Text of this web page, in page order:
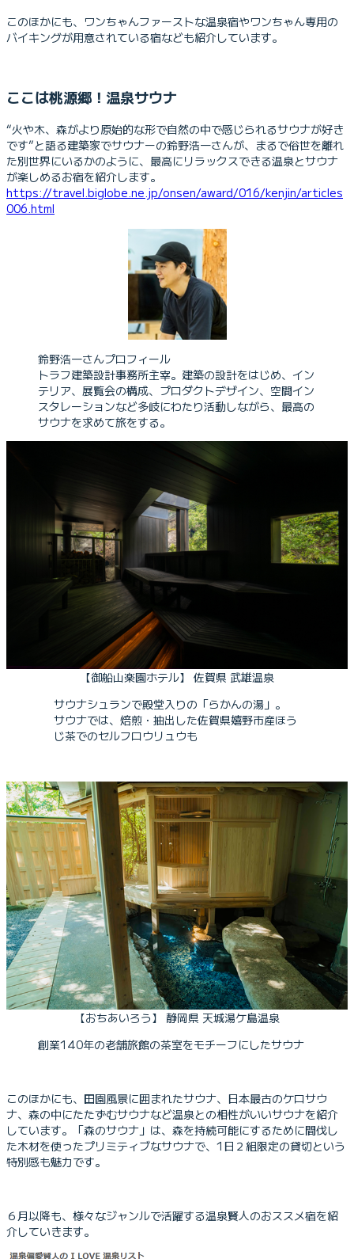
このほかにも、ワンちゃんファーストな温泉宿やワンちゃん専用の
バイキングが用意されている宿なども紹介しています。
ここは桃源郷！温泉サウナ
“火や木、森がより原始的な形で自然の中で感じられるサウナが好き
です”と語る建築家でサウナーの鈴野浩一さんが、まるで俗世を離れ
た別世界にいるかのように、最高にリラックスできる温泉とサウナ
が楽しめるお宿を紹介します。
https://travel.biglobe.ne.jp/onsen/award/016/kenjin/articles
006.html
鈴野浩一さんプロフィール
トラフ建築設計事務所主宰。建築の設計をはじめ、イン
テリア、展覧会の構成、プロダクトデザイン、空間イン
スタレーションなど多岐にわたり活動しながら、最高の
サウナを求めて旅をする。
【御船山楽園ホテル】 佐賀県 武雄温泉
サウナシュランで殿堂入りの「らかんの湯」。
サウナでは、焙煎・抽出した佐賀県嬉野市産ほう
じ茶でのセルフロウリュウも
【おちあいろう】 静岡県 天城湯ケ島温泉
創業140年の老舗旅館の茶室をモチーフにしたサウナ
このほかにも、田園風景に囲まれたサウナ、日本最古のケロサウ
ナ、森の中にたたずむサウナなど温泉との相性がいいサウナを紹介
しています。「森のサウナ」は、森を持続可能にするために間伐し
た木材を使ったプリミティブなサウナで、1日２組限定の貸切という
特別感も魅力です。
６月以降も、様々なジャンルで活躍する温泉賢人のおススメ宿を紹
介していきます。